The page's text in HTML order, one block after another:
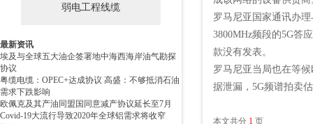
弱电工程线缆
最新资讯
埃及与全球五大油企签署地中海西海岸油气勘探
协议
粤缆电缆：OPEC+达成协议 高盛：不够抵消石油
需求下跌影响
欧佩克及其产油同盟国同意减产协议延长至7月
Covid-19大流行导致2020年全球铝需求将收窄
罗马尼亚国家通讯办理
3800MHz频段的5G答
款没有发表。
罗马尼亚当局也在等
据泄漏，5G频谱拍卖
本文共分 1 页